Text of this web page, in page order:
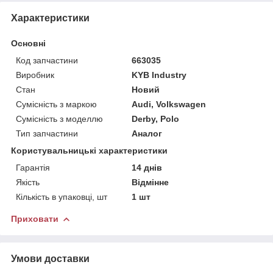
Характеристики
Основні
Код запчастини
663035
Виробник
KYB Industry
Стан
Новий
Сумісність з маркою
Audi, Volkswagen
Сумісність з моделлю
Derby, Polo
Тип запчастини
Аналог
Користувальницькі характеристики
Гарантія
14 днів
Якість
Відмінне
Кількість в упаковці, шт
1 шт
Приховати
Умови доставки